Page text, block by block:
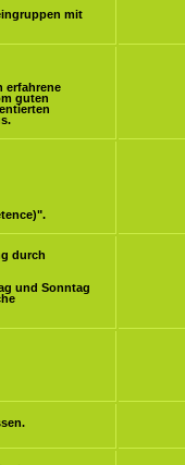
mit
erfahrene
guten
durch
und Sonntag